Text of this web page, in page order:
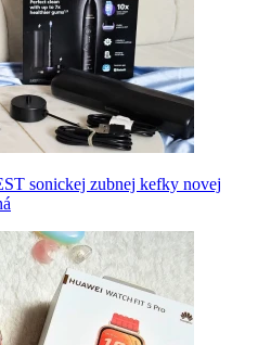
sonickej zubnej kefky novej